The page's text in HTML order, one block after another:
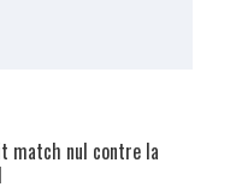
match nul contre la